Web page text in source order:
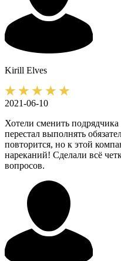
Kirill Elves
2021-06-10
Хотели сменить
перестал выполнять
повторится, но к этой
нареканий! Сделали всё
вопросов.